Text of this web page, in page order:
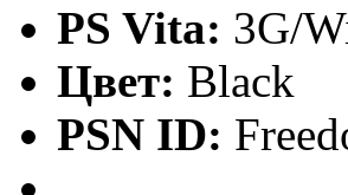
PS Vita: 3G/
Цвет: Black
PSN ID: